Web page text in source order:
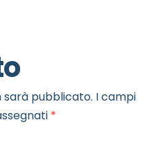
sarà pubblicato. I campi
*